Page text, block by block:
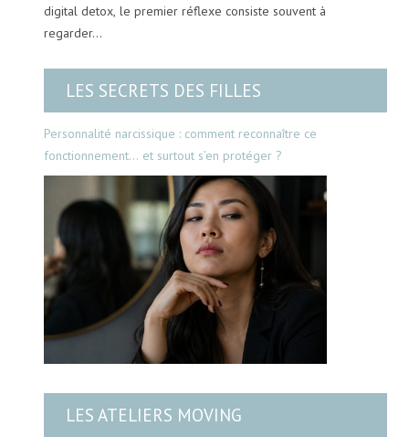
digital detox, le premier réflexe consiste souvent à
regarder…
LES SECRETS DES FILLES
Personnalité narcissique : comment reconnaître ce
fonctionnement… et surtout s’en protéger ?
LES ATELIERS MOVING